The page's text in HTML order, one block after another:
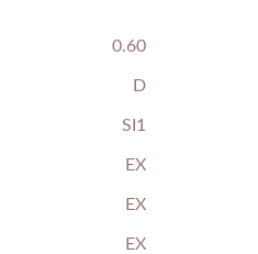
0.60
D
SI1
EX
EX
EX